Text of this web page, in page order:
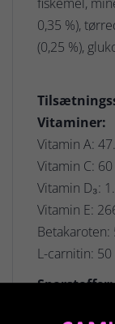
0,35 %),
(0,25 %),
Vitaminer:
Vitamin A:
Vitamin C:
Vitamin D₃:
Vitamin E:
Betakaroten:
L-carnitin: 50
Sporstoffer: